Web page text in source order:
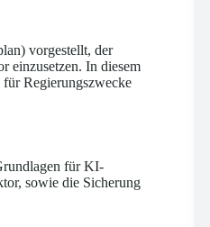
vorgestellt, der
einzusetzen. In diesem
Regierungszwecke
für KI-
sowie die Sicherung